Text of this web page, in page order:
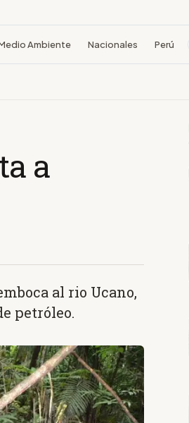
Ambiente Nacionales Perú
a
al rio Ucano,
petróleo.